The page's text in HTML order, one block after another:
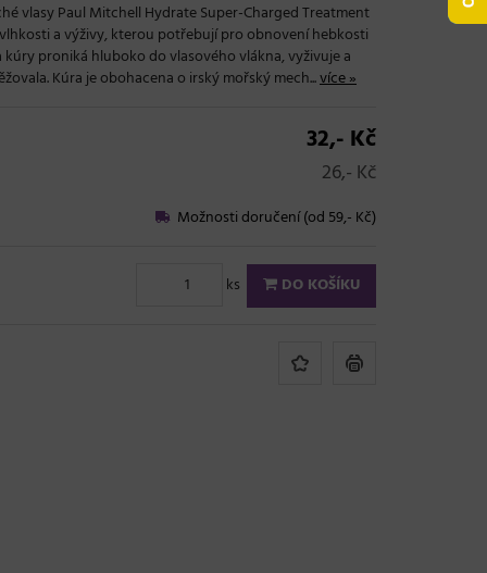
vlasy Paul Mitchell Hydrate Super-Charged Treatment
a výživy, kterou potřebují pro obnovení hebkosti
proniká hluboko do vlasového vlákna, vyživuje a
Kúra je obohacena o irský mořský mech...více »
32,- Kč
26,- Kč
Možnosti doručení (od 59,- Kč)
ks DO KOŠÍKU